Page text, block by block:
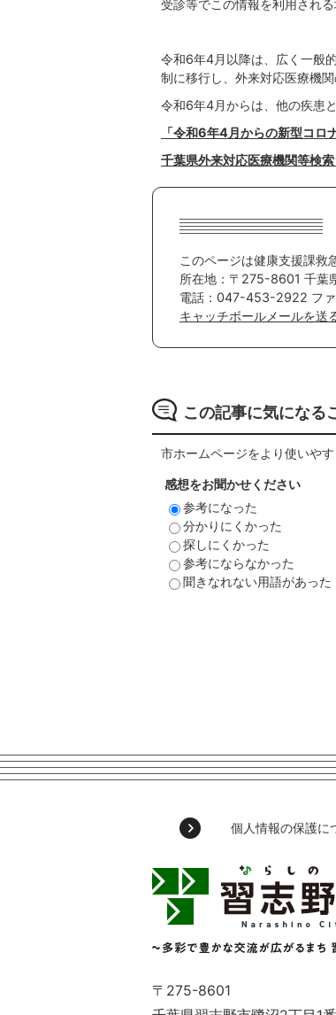
受診等でこの情報を利用され
令和6年4月以降は、広く一般
制に移行し、外来対応医療機
令和6年4月からは、他の疾患
「令和6年4月からの新型コロ
千葉県外来対応医療機関等検
このページは健康支援課救
所在地：〒275-8601 千葉
電話：047-453-2922 フ
キャッチボールメールを送
この記事に気になる
市ホームページをより使いや
感想をお聞かせください
参考になった
分かりにくかった
探しにくかった
参考にならなかった
聞きなれない用語があった
個人情報の保護に
習
志
Narashino
～
多
〒275-8601